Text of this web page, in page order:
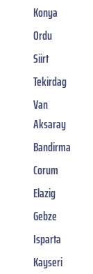
Konya
Ordu
Siirt
Tekirdag
Van
Aksaray
Bandirma
Corum
Elazig
Gebze
Isparta
Kayseri